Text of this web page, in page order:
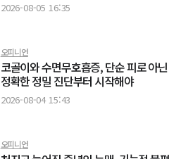
2026-08-05 16:35
오피니언
코골이와 수면무호흡증, 단순 피로 아닌
정확한 정밀 진단부터 시작해야
2026-08-04 15:43
오피니언